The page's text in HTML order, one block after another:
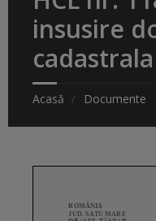
insusire
Acasă Documente